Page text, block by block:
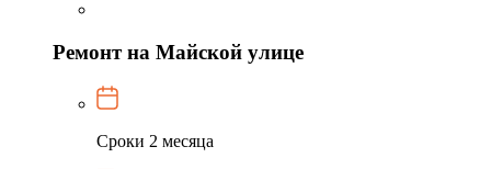
Ремонт на Майской улице
Сроки 2 месяца